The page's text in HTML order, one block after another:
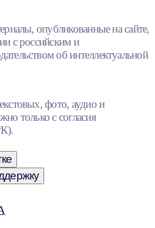
опубликованные на сайте,
с российским и
об интеллектуальной
фото, аудио и
только с согласия